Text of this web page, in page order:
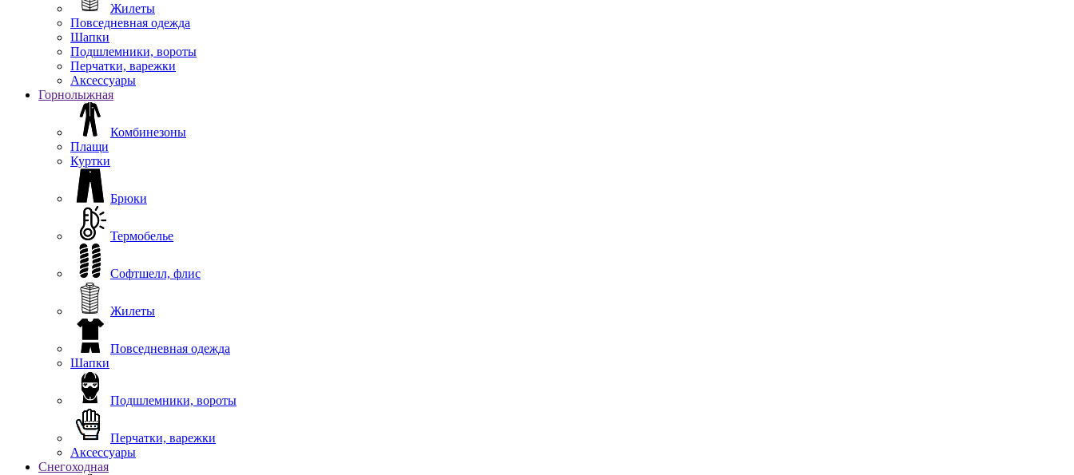
Жилеты
Повседневная одежда
Шапки
Подшлемники, вороты
Перчатки, варежки
Аксессуары
Горнолыжная
Комбинезоны
Плащи
Куртки
Брюки
Термобелье
Софтшелл, флис
Жилеты
Повседневная одежда
Шапки
Подшлемники, вороты
Перчатки, варежки
Аксессуары
Снегоходная